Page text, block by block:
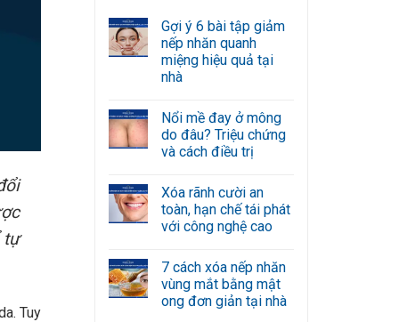
tự
Tuy
Gợi ý 6 bài tập giảm
nếp nhăn quanh
miệng hiệu quả tại
nhà
bình
luận
ở
Gợi
bài
tập
giảm
nếp
nhăn
hiệu
quả
tại
nhà
Nổi mề đay ở mông
do đâu? Triệu chứng
và cách điều trị
bình
luận
ở
Nổi
ở
mông
do
đâu?
Triệu
Xóa rãnh cười an
toàn, hạn chế tái phát
với công nghệ cao
bình
luận
ở
Xóa
7 cách xóa nếp nhăn
vùng mắt bằng mật
ong đơn giản tại nhà